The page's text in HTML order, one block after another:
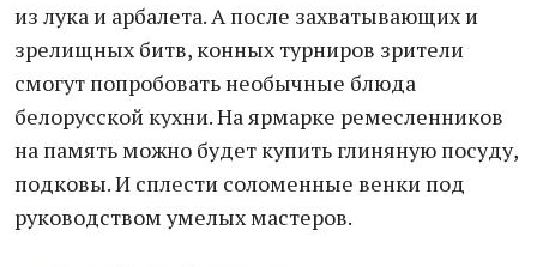
из лука и арбалета. А после захватывающих и
зрелищных битв, конных турниров зрители
смогут попробовать необычные блюда
белорусской кухни. На ярмарке ремесленников
на память можно будет купить глиняную посуду,
подковы. И сплести соломенные венки под
руководством умелых мастеров.